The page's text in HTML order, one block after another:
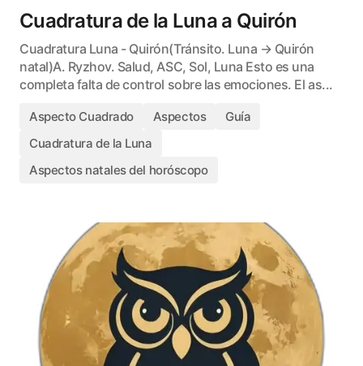
Cuadratura de la Luna a Quirón
Cuadratura Luna - Quirón(Tránsito. Luna → Quirón
natal)A. Ryzhov. Salud, ASC, Sol, Luna Esto es una
completa falta de control sobre las emociones. El as...
Aspecto Cuadrado Aspectos
Guía
Cuadratura de la Luna
Aspectos natales del horóscopo